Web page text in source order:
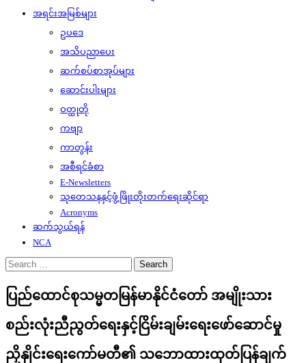
အရင်းအမြစ်များ
ဥပဒေ
အသိပညာပေး
ဆက်စပ်စာအုပ်များ
ဆောင်းပါးများ
ဝတ္ထုတို
ကဗျာ
ကာတွန်း
အစီရင်ခံစာ
E-Newsletters
သုတေသနနှင့်ဖွံ့ဖြိုးတိုးတက်ရေးဆိုင်ရာ
Acronyms
ဆက်သွယ်ရန်
NCA
Search
for:
ပြည်ထောင်စုသမ္မတမြန်မာနိုင်ငံတော် အမျိုးသား
စည်းလုံးညီညွတ်ရေးနှင့်ငြိမ်းချမ်းရေးဖော်ဆောင်မှု
ညှိနှိုင်းရေးကော်မတီ၏ သဘောထားထုတ်ပြန်ချက်